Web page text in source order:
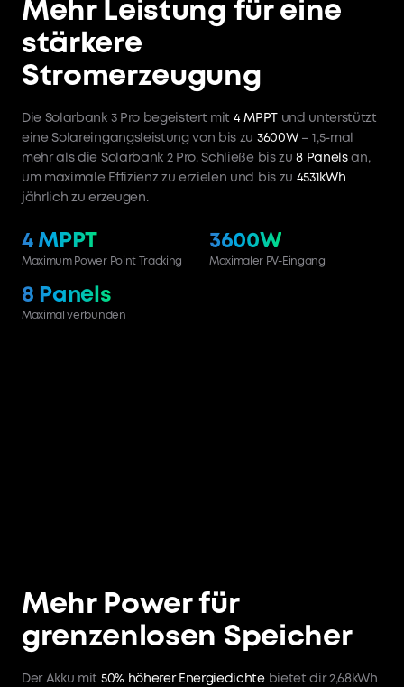
Mehr Leistung für eine
stärkere
Stromerzeugung
Die Solarbank 3 Pro begeistert mit 4 MPPT
und unterstützt
eine Solareingangsleistung von bis zu 3600W– 1,5-mal
mehr als die Solarbank 2 Pro. Schließe bis zu8 Panelsan,
um maximale Effizienz zu erzielen und bis zu 4531kWh
jährlich zu erzeugen.
4 MPPT
Maximum Power Point Tracking
3600W
Maximaler PV-Eingang
8 Panels
Maximal verbunden
Mehr Power für
grenzenlosen Speicher
Der Akku mit 50% höherer Energiedichtebietet dir 2,68kWh